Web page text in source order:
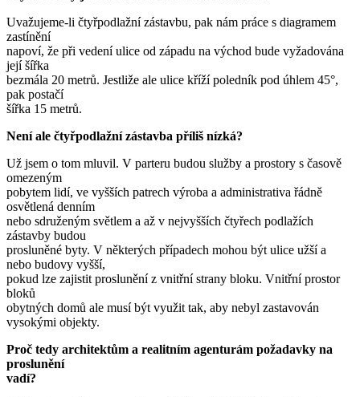
Uvažujeme-li čtyřpodlažní zástavbu, pak nám práce s diagramem
zastínění
napoví, že při vedení ulice od západu na východ bude vyžadována
její šířka
bezmála 20 metrů. Jestliže ale ulice kříží poledník pod úhlem 45°,
pak postačí
šířka 15 metrů.
Není ale čtyřpodlažní zástavba příliš nízká?
Už jsem o tom mluvil. V parteru budou služby a prostory s časově
omezeným
pobytem lidí, ve vyšších patrech výroba a administrativa řádně
osvětlená denním
nebo sdruženým světlem a až v nejvyšších čtyřech podlažích
zástavby budou
prosluněné byty. V některých případech mohou být ulice užší a
nebo budovy vyšší,
pokud lze zajistit proslunění z vnitřní strany bloku. Vnitřní prostor
bloků
obytných domů ale musí být využit tak, aby nebyl zastavován
vysokými objekty.
Proč tedy architektům a realitním agenturám požadavky na
proslunění
vadí?